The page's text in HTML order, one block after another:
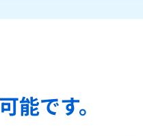
能です。